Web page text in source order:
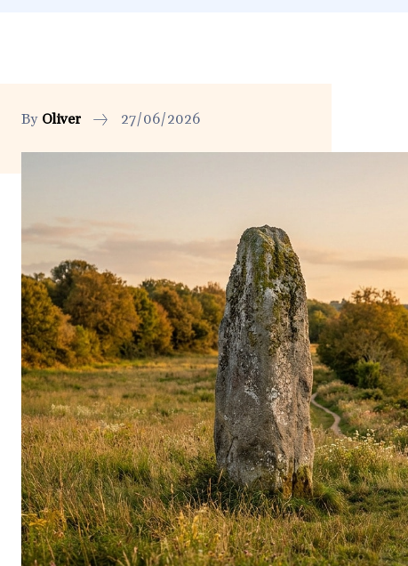
By Oliver 27/06/2026